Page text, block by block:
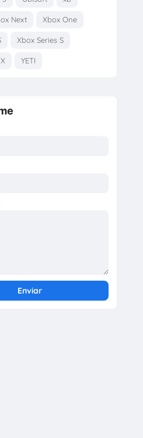
Next Xbox One
Xbox Series S
YETI